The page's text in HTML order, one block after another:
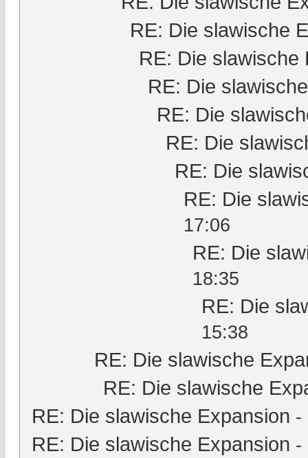
RE: Die slawische
RE: Die slawische
RE: Die
RE: Die
RE: Die
RE: Die
RE: Die
17:06
RE: Die
18:35
RE: Die
15:38
RE: Die slawische
RE: Die slawische
RE: Die slawische Expansion -
RE: Die slawische Expansion -